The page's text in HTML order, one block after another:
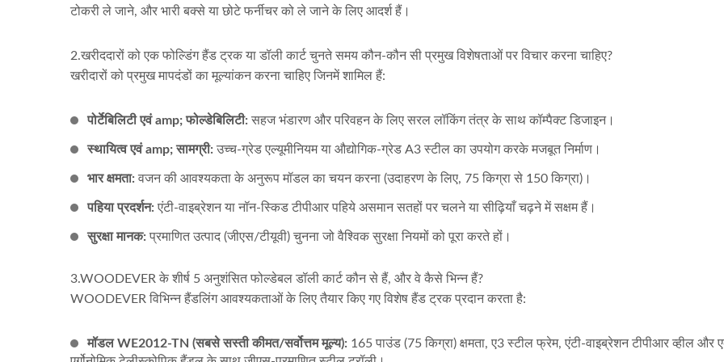
टोकरी ले जाने, और भारी बक्से या छोटे फर्नीचर को ले जाने के लिए आदर्श हैं।
2.खरीददारों को एक फोल्डिंग हैंड ट्रक या डॉली कार्ट चुनते समय कौन-कौन सी प्रमुख विशेषताओं पर विचार करना चाहिए?
खरीदारों को प्रमुख मापदंडों का मूल्यांकन करना चाहिए जिनमें शामिल हैं:
पोर्टेबिलिटी एवं amp; फोल्डेबिलिटी: सहज भंडारण और परिवहन के लिए सरल लॉकिंग तंत्र के साथ कॉम्पैक्ट डिजाइन।
स्थायित्व एवं amp; सामग्री: उच्च-ग्रेड एल्यूमीनियम या औद्योगिक-ग्रेड A3 स्टील का उपयोग करके मजबूत निर्माण।
भार क्षमता: वजन की आवश्यकता के अनुरूप मॉडल का चयन करना (उदाहरण के लिए, 75 किग्रा से 150 किग्रा)।
पहिया प्रदर्शन: एंटी-वाइब्रेशन या नॉन-स्किड टीपीआर पहिये असमान सतहों पर चलने या सीढ़ियाँ चढ़ने में सक्षम हैं।
सुरक्षा मानक: प्रमाणित उत्पाद (जीएस/टीयूवी) चुनना जो वैश्विक सुरक्षा नियमों को पूरा करते हों।
3.WOODEVER के शीर्ष 5 अनुशंसित फोल्डेबल डॉली कार्ट कौन से हैं, और वे कैसे भिन्न हैं?
WOODEVER विभिन्न हैंडलिंग आवश्यकताओं के लिए तैयार किए गए विशेष हैंड ट्रक प्रदान करता है:
मॉडल WE2012-TN (सबसे सस्ती कीमत/सर्वोत्तम मूल्य): 165 पाउंड (75 किग्रा) क्षमता, ए3 स्टील फ्रेम, एंटी-वाइब्रेशन टीपीआर व्हील और